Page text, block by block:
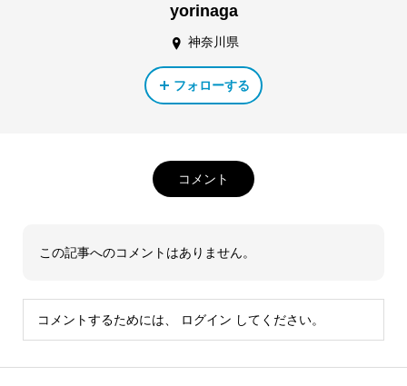
yorinaga
神奈川県
フォローする
コメント
この記事へのコメントはありません。
コメントするためには、 ログイン してください。